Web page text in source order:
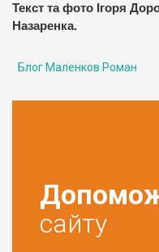
Текст та фото Ігоря
Назаренка.
Блог Маленков Роман
сайту